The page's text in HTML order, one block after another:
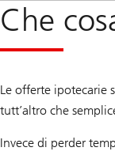
Che
Le offerte ipotecarie
tutt’altro che
Invece di perder